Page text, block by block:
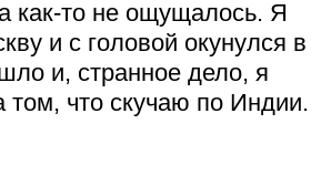
как-то не ощущалось. Я
и с головой окунулся в
и, странное дело, я
том, что скучаю по Индии.